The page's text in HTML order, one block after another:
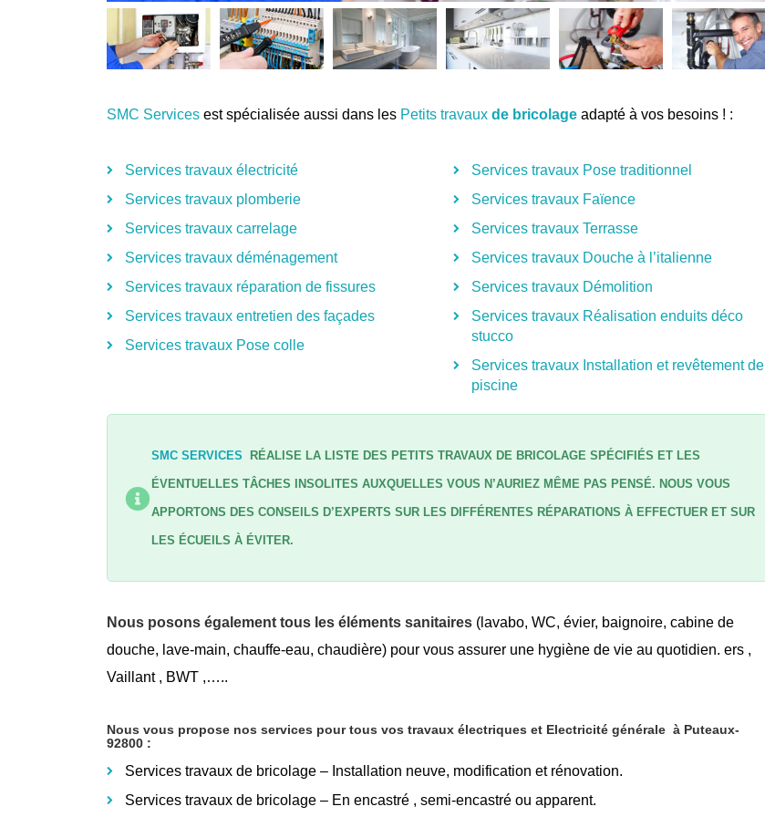
SMC Services est spécialisée aussi dans les Petits travaux de bricolage adapté à vos besoins ! :
Services travaux électricité
Services travaux plomberie
Services travaux carrelage
Services travaux déménagement
Services travaux réparation de fissures
Services travaux entretien des façades
Services travaux Pose colle
Services travaux Pose traditionnel
Services travaux Faïence
Services travaux Terrasse
Services travaux Douche à l’italienne
Services travaux Démolition
Services travaux Réalisation enduits déco
stucco
Services travaux Installation et revêtement de
piscine
SMC SERVICES RÉALISE LA LISTE DES PETITS TRAVAUX DE BRICOLAGE SPÉCIFIÉS ET LES
ÉVENTUELLES TÂCHES INSOLITES AUXQUELLES VOUS N’AURIEZ MÊME PAS PENSÉ. NOUS VOUS
APPORTONS DES CONSEILS D’EXPERTS SUR LES DIFFÉRENTES RÉPARATIONS À EFFECTUER ET SUR
LES ÉCUEILS À ÉVITER.
Nous posons également tous les éléments sanitaires (lavabo, WC, évier, baignoire, cabine de
douche, lave-main, chauffe-eau, chaudière) pour vous assurer une hygiène de vie au quotidien. ers ,
Vaillant , BWT ,…..
Nous vous propose nos services pour tous vos travaux électriques et Electricité générale à Puteaux-
92800 :
Services travaux de bricolage – Installation neuve, modification et rénovation.
Services travaux de bricolage – En encastré , semi-encastré ou apparent.